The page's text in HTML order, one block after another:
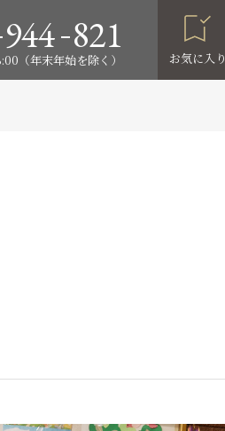
944-821
（年末年始を除く） お気に入り